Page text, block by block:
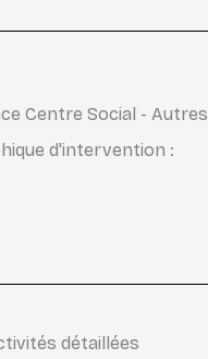
Centre Social - Autres
d'intervention :
détaillées